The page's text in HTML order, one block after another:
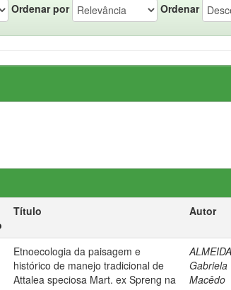
Ordenar por Ordenar
Título Autor
Etnoecologia da paisagem e
histórico de manejo tradicional de
Attalea speciosa Mart. ex Spreng na
Gabriela
Macêdo